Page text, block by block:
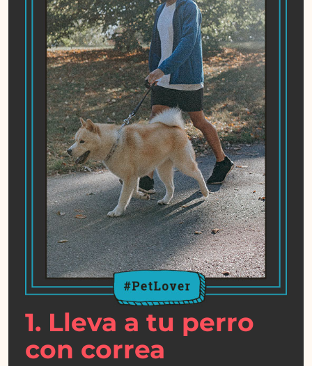
1. Lleva a tu perro
con correa